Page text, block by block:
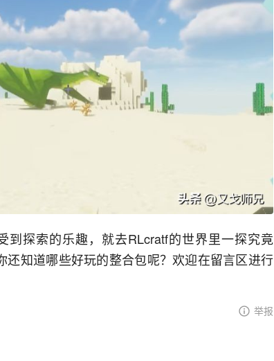
探索的乐趣， 就去RLcratf的世界里一探究竟
还知道哪些好玩的整合包呢？欢迎在留言区进行
举报